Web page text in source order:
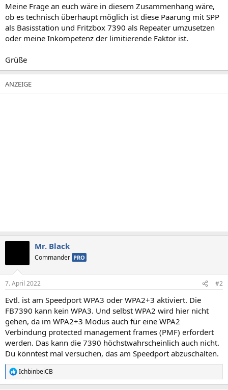
Meine Frage an euch wäre in diesem Zusammenhang wäre,
ob es technisch überhaupt möglich ist diese Paarung mit SPP
als Basisstation und Fritzbox 7390 als Repeater umzusetzen
oder meine Inkompetenz der limitierende Faktor ist.
Grüße
Mr. Black
Commander PRO
7. April 2022 #2
Evtl. ist am Speedport WPA3 oder WPA2+3 aktiviert. Die
FB7390 kann kein WPA3. Und selbst WPA2 wird hier nicht
gehen, da im WPA2+3 Modus auch für eine WPA2
Verbindung protected management frames (PMF) erfordert
werden. Das kann die 7390 höchstwahrscheinlich auch nicht.
Du könntest mal versuchen, das am Speedport abzuschalten.
R
e
IchbinbeiCB